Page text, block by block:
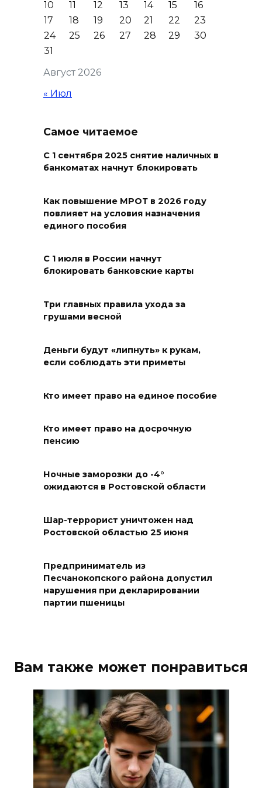
05 августа 2026 19:13
В Ростовской области
перегрузку: ростовчан
отключения электроэнергии
Зарядка со стражем порядка
05 августа 2026 18:35
Молодые инженеры
По пути к большой трассе
Футбольный разгром в Кубке
05 августа 2026 18:30
Огненный шторм во дворе
Подготовка к школе
Жеребьевка политических
05 августа 2026 18:25
АЗС работают в штатном
Четыре новые школы
области 1 сентября
05 августа 2026 18:16
По итогам регионального
этапа премии
#МЫВМЕСТЕ-2026 на Дону
Август 2026
10 11 12 13 14 15
16
17
18 19 20 21 22
23
24
25 26 27 28 29
30
31
« Июл
Самое читаемое
С 1 сентября 2025 снятие наличных в
банкоматах начнут блокировать
Как повышение МРОТ в 2026 году
повлияет на условия назначения
единого пособия
С 1 июля в России начнут
блокировать банковские карты
Три главных правила ухода за
грушами весной
Деньги будут «липнуть» к рукам,
если соблюдать эти приметы
Кто имеет право на единое пособие
Кто имеет право на досрочную
пенсию
Ночные заморозки до -4°
ожидаются в Ростовской области
Шар-террорист уничтожен над
Ростовской областью 25 июня
Предприниматель из
Песчанокопского района допустил
нарушения при декларировании
партии пшеницы
Вам также может понравиться